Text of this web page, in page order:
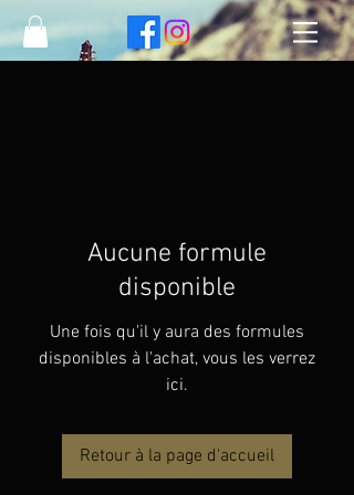
Aucune formule
disponible
Une fois qu'il y aura des formules
disponibles à l'achat, vous les verrez
ici.
Retour à la page d'accueil